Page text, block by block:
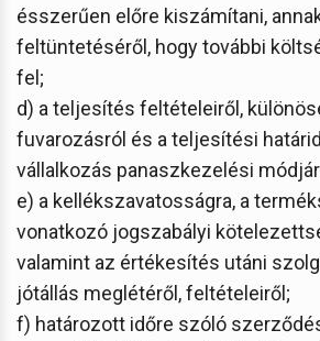
ésszerűen előre kiszámítani,
feltüntetéséről, hogy további
fel;
d) a teljesítés feltételeiről,
fuvarozásról és a teljesítési
vállalkozás panaszkezelési
e) a kellékszavatosságra, a
vonatkozó jogszabályi
valamint az értékesítés utáni
jótállás meglétéről, feltételeiről;
f) határozott időre szóló